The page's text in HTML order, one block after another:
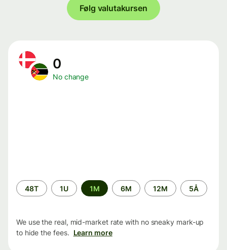
Følg valutakursen
0
No change
Time
period
48T 1U 1M 6M 12M 5Å
We use the real, mid-market rate with no sneaky mark-up
to hide the fees. Learn more